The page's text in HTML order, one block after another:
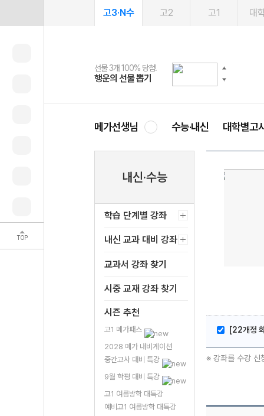
TOP
고3·N수 고2 고1 대
선물 3개 100% 당첨!
행운의 선물 뽑기
선물 100% 증정!
메가스터디 X 올리브
여름방학 스터디 캐시백
메가런 썸머스쿨
2027 러셀 단과
강사 공개선발
스마트러닝앱
설문 EVENT
메가패스
3일 무료 체험권
메가패스 수강생 무료혜택!
메가클럽 멤버십
사회공헌 캠페인
희망이룸 메가나눔
메가선생님 수능·내신 대학별고
내신·수능
학습 단계별 강좌
내신 교과 대비 강좌
교과서 강좌 찾기
시중 교재 강좌 찾기
시즌 추천
고1 메가패스
2028 메가 내비게이션
중간고사 대비 특강
9월 학평 대비 특강
고1 여름방학 대특강
예비고1 여름방학 대특강
[22개정
※ 강좌를 수강 신